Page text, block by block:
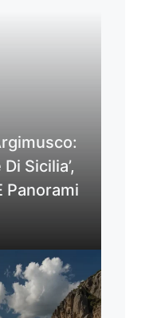
Sicilia’,
Panorami